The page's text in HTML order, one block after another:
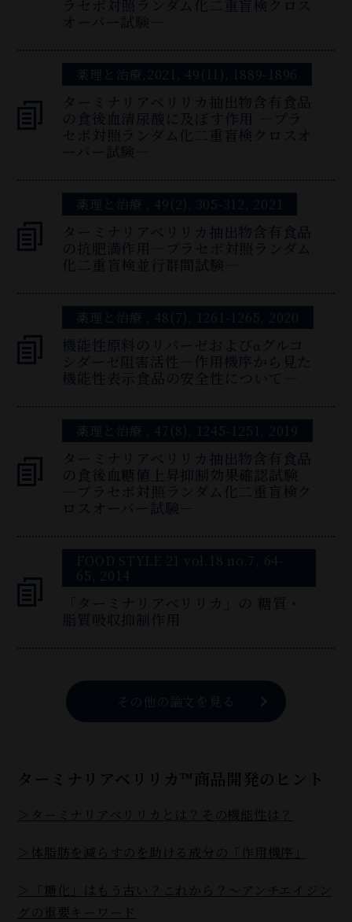
ラセボ対照ランダム化二重盲検クロス
オーバー試験－
薬理と治療,2021, 49(11), 1889-1896
ターミナリアベリリカ抽出物含有食品
の食後血清尿酸に及ぼす作用 ―プラ
セボ対照ランダム化二重盲検クロスオ
ーバー試験―
薬理と治療 , 49(2), 305-312, 2021
ターミナリアベリリカ抽出物含有食品
の抗肥満作用―プラセボ対照ランダム
化二重盲検並行群間試験―
薬理と治療 , 48(7), 1261-1265, 2020
機能性原料のリパーゼおよびαグルコ
シダーゼ阻害活性―作用機序から見た
機能性表示食品の安全性について―
薬理と治療 , 47(8), 1245-1251, 2019
ターミナリアベリリカ抽出物含有食品
の食後血糖値上昇抑制効果確認試験
－プラセボ対照ランダム化二重盲検ク
ロスオーバー試験－
FOOD STYLE 21 vol.18 no.7, 64-
65, 2014
「ターミナリアベリリカ」の 糖質・
脂質吸収抑制作用
その他の論文を見る
ターミナリアベリリカ™商品開発のヒント
＞ターミナリアベリリカとは？その機能性は？
＞体脂肪を減らすのを助ける成分の「作用機序」
＞「糖化」はもう古い？これから？～アンチエイジン
グの重要キーワード